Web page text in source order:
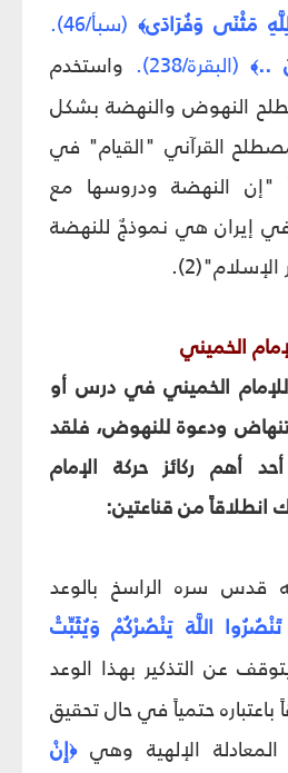
مَثْنَى وَفُرَادَى﴾(سبأ/46).
..﴾(البقرة/238).
واستخدم
النهوض والنهضة بشكل
القرآني "القيام" في
"إن النهضة ودروسها مع
في إيران هي نموذجٌ للنهضة
الخميني‏
الخميني في درس أو
ودعوة للنهوض، فلقد
أهم ركائز حركة الإمام
انطلاقاً من قناعتين:
قدس سره الراسخ بالوعد
اللَّهَ يَنْصُرْكُمْ وَيُثَبِّتْ
عن التذكير بهذا الوعد
حتمياً في حال تحقيق
الإلهية وهي﴿إِنْ